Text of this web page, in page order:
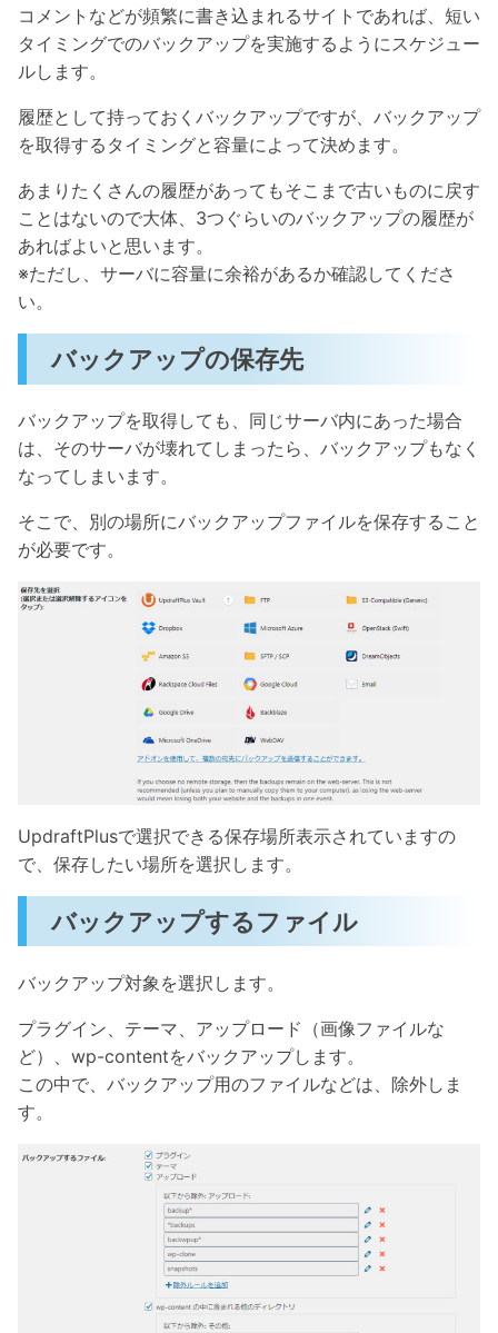
コメントなどが頻繁に書き込まれるサイトであれば、短い
タイミングでのバックアップを実施するようにスケジュー
ルします。
履歴として持っておくバックアップですが、バックアップ
を取得するタイミングと容量によって決めます。
あまりたくさんの履歴があってもそこまで古いものに戻す
ことはないので大体、3つぐらいのバックアップの履歴が
あればよいと思います。
※ただし、サーバに容量に余裕があるか確認してくださ
い。
バックアップの保存先
バックアップを取得しても、同じサーバ内にあった場合
は、そのサーバが壊れてしまったら、バックアップもなく
なってしまいます。
そこで、別の場所にバックアップファイルを保存すること
が必要です。
UpdraftPlusで選択できる保存場所表示されていますの
で、保存したい場所を選択します。
バックアップするファイル
バックアップ対象を選択します。
プラグイン、テーマ、アップロード（画像ファイルな
ど）、wp-contentをバックアップします。
この中で、バックアップ用のファイルなどは、除外しま
す。